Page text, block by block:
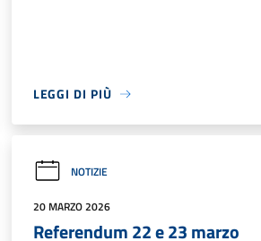
LEGGI DI PIÙ
NOTIZIE
20 MARZO 2026
Referendum 22 e 23 marzo